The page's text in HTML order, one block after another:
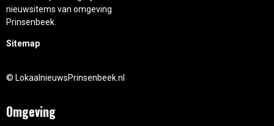
nieuwsitems van omgeving
Prinsenbeek.
Sitemap
© LokaalnieuwsPrinsenbeek.nl
Omgeving